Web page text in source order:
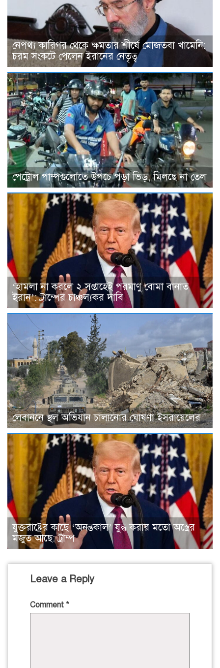
নেপথ্য কারিগর থেকে ক্ষমতার শীর্ষে মোজতবা খামেনি:
চরম সংকটে পেলেন ইরানের নেতৃত্ব
পেট্রোল পাম্পগুলোতে উপচে পড়া ভিড়, মিলছে না তেল
‘হামলা না করলে ২ সপ্তাহেই পরমাণু বোমা বানাত
ইরান’: ট্রাম্পের চাঞ্চল্যকর দাবি
লেবাননে স্থল অভিযান চালানোর ঘোষণা ইসরায়েলের
যুক্তরাষ্ট্রের কাছে ‘অনন্তকাল’ যুদ্ধ করার মতো অস্ত্রের
মজুত আছে: ট্রাম্প
Leave a Reply
Comment *